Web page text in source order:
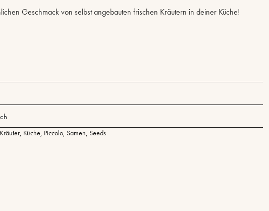
Geschmack von selbst angebauten frischen Kräutern in deiner Küche!
Kräuter, Küche, Piccolo, Samen, Seeds